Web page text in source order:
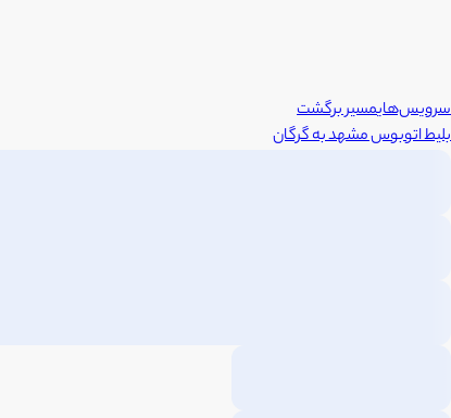
سرویس‌هایمسیر برگشت
بلیط اتوبوسمشهدبهگرگان